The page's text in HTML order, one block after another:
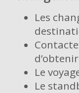
Les
Le
Le